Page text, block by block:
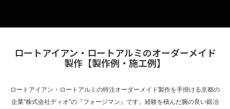
ロートアイアン・ロートアルミのオーダーメイド
製作【製作例・施工例】
ロートアイアン・ロートアルミの特注オーダーメイド製作を手掛ける京都の
企業”株式会社ディオ”の『フォージマン』です。経験を積んだ腕の良い鍛冶